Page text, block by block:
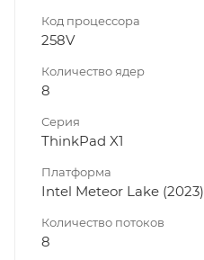
Код процессора
258V
Количество ядер
8
Серия
ThinkPad X1
Платформа
Intel Meteor Lake (2023)
Количество потоков
8